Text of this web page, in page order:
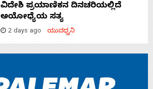
ವಿದೇಶಿ ಪ್ರಯಾಣಿಕನ ದಿನಚರಿಯಲ್ಲಿದೆ
ಅಯೋಧ್ಯೆಯ ಸತ್ಯ
2 days ago ಯುವಧ್ವನಿ